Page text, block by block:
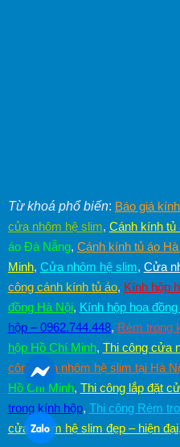
Từ khoá phổ biến: Báo giá
cửa nhôm hệ slim, Cánh kính tủ
áo Đà Nẵng, Cánh kính tủ áo
Minh, Cửa nhôm hệ slim, Cửa
công cánh kính tủ áo, Kính hộp
đồng Hà Nội, Kính hộp hoa
hộp – 0962.744.448, Rèm trong
hộp Hồ Chí Minh, Thi công cửa
công cửa nhôm hệ slim tại Hà
Hồ Chí Minh, Thi công lắp đặt
trong kính hộp, Thi công Rèm
cửa nhôm hệ slim đẹp – hiện đại,